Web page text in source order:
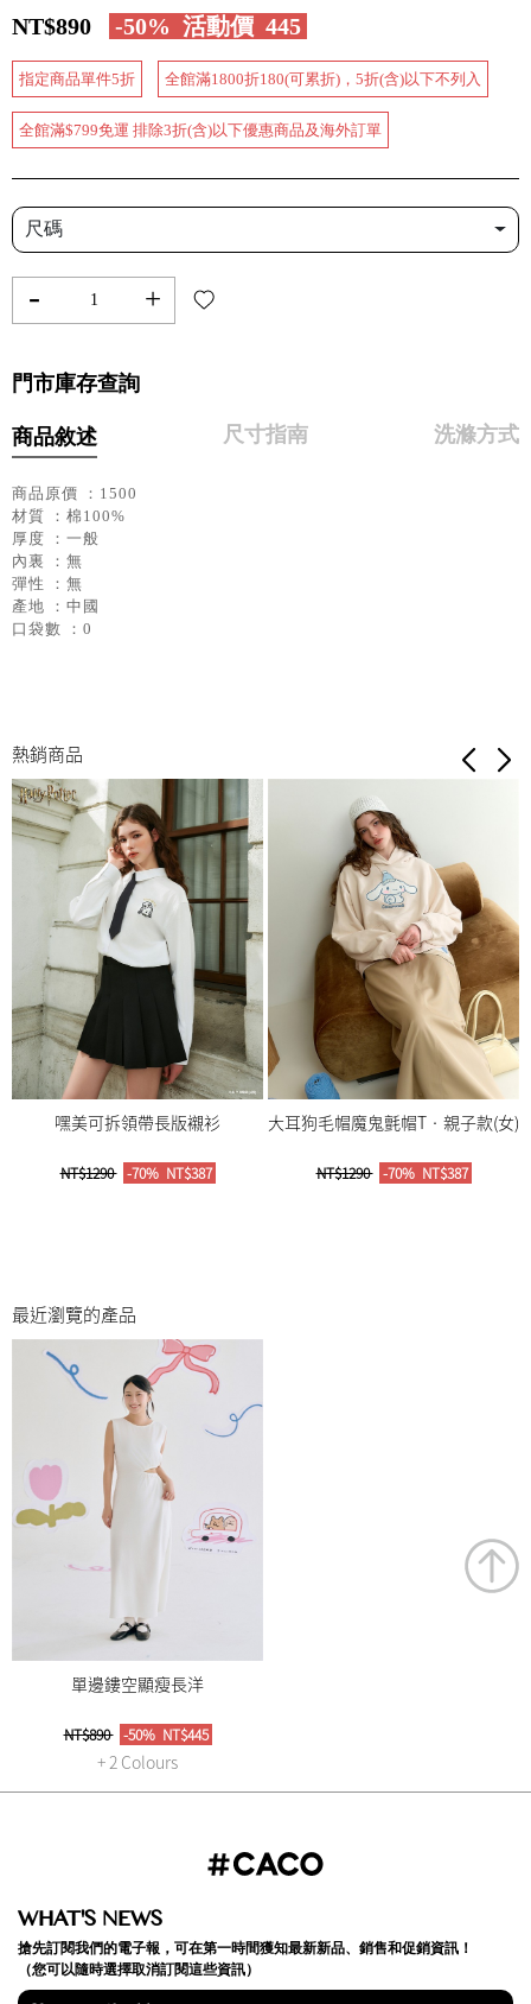
NT$890 -50% 活動價 445
指定商品單件5折 全館滿1800折180(可累折)，5折(含)以下不列入
全館滿$799免運 排除3折(含)以下優惠商品及海外訂單
尺碼
- +
門市庫存查詢
商品敘述 尺寸指南 洗滌方式
商品原價 ：1500
材質 ：棉100%
厚度 ：一般
內裏 ：無
彈性 ：無
產地 ：中國
口袋數 ：0
熱銷商品
嘿美可拆領帶長版襯衫
NT$1290 -70% NT$387
大耳狗毛帽魔鬼氈帽T‧親子款(女)
NT$1290 -70% NT$387
最近瀏覽的產品
單邊鏤空顯瘦長洋
NT$890 -50% NT$445
+ 2 Colours
WHAT'S NEWS
搶先訂閱我們的電子報，可在第一時間獲知最新新品、銷售和促銷資訊！
（您可以隨時選擇取消訂閱這些資訊）